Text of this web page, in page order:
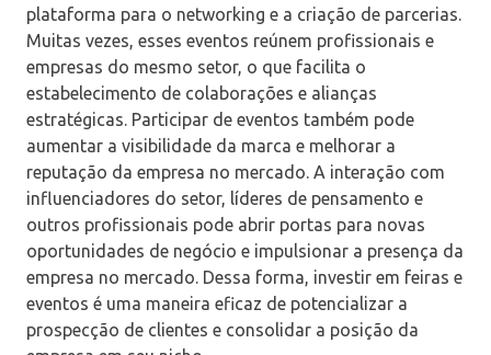
plataforma para o networking e a criação de parcerias.
Muitas vezes, esses eventos reúnem profissionais e
empresas do mesmo setor, o que facilita o
estabelecimento de colaborações e alianças
estratégicas. Participar de eventos também pode
aumentar a visibilidade da marca e melhorar a
reputação da empresa no mercado. A interação com
influenciadores do setor, líderes de pensamento e
outros profissionais pode abrir portas para novas
oportunidades de negócio e impulsionar a presença da
empresa no mercado. Dessa forma, investir em feiras e
eventos é uma maneira eficaz de potencializar a
prospecção de clientes e consolidar a posição da